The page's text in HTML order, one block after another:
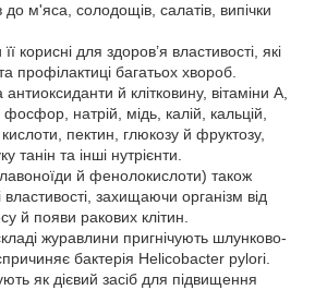
до м'яса, солодощів, салатів, випічки
корисні для здоров’я властивості, які
профілактиці багатьох хвороб.
й клітковину, вітаміни А,
натрій, мідь, калій, кальцій,
кислоти, пектин, глюкозу й фруктозу,
танін та інші нутрієнти.
й фенолокислоти) також
захищаючи організм від
й появи ракових клітин.
журавлини пригнічують шлунково-
бактерія Helicobacter pylori.
як дієвий засіб для підвищення